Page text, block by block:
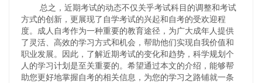
总之，近期考试的动态不仅关乎考试科目的调整和考试
方式的创新，更展现了自学考试的兴起和自考的受欢迎程
度。成人自考作为一种重要的教育途径，为广大成年人提供
了灵活、高效的学习方式和机会，帮助他们实现自我价值和
职业发展。因此，了解近期考试的变化和趋势，科学规划个
人的学习计划是至关重要的。希望通过本文的介绍，能够帮
助您更好地掌握自考的相关信息，为您的学习之路铺就一条